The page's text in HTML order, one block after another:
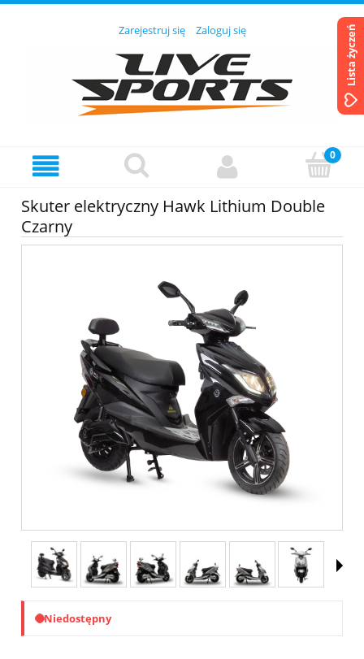
Zarejestruj się Zaloguj się
Skuter elektryczny Hawk Lithium Double
Czarny
Niedostępny
Lista życzeń